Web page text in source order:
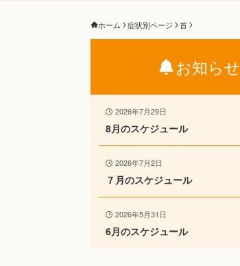
ホーム 症状別ページ 首
お知らせ
2026年7月29日
8月のスケジュール
2026年7月2日
７月のスケジュール
2026年5月31日
6月のスケジュール